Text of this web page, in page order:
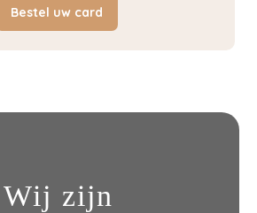
Bestel uw card
Wij zijn